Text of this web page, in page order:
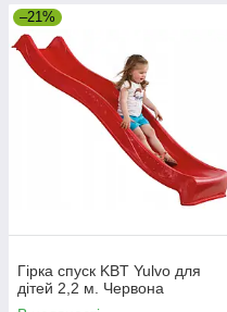
–21%
Гірка спуск KBT Yulvo для
дітей 2,2 м. Червона